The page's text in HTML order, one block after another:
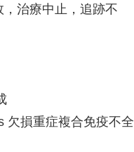
治療中止，追跡不
欠損重症複合免疫不全